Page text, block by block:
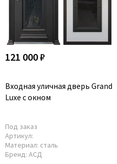
121 000 ₽
Входная уличная дверь Grand
Luxe с окном
Под заказ
Артикул:
Материал: сталь
Бренд: АСД